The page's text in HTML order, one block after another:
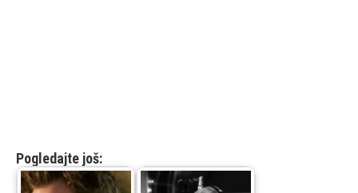
Pogledajte još: